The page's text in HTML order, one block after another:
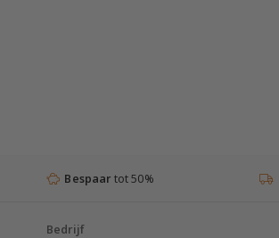
Bespaar tot 50%
Bedrijf